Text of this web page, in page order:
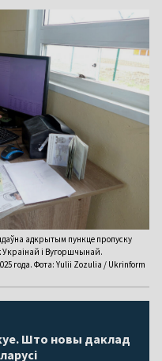
адкрытым пункце пропуску
Украінай і Вугоршчынай.
года. Фота: Yulii Zozulia / Ukrinform
Што новы даклад